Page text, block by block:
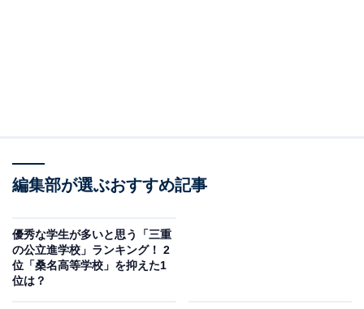
編集部が選ぶおすすめ記事
優秀な学生が多いと思う「三重
の公立進学校」ランキング！ 2
位「桑名高等学校」を抑えた1
位は？